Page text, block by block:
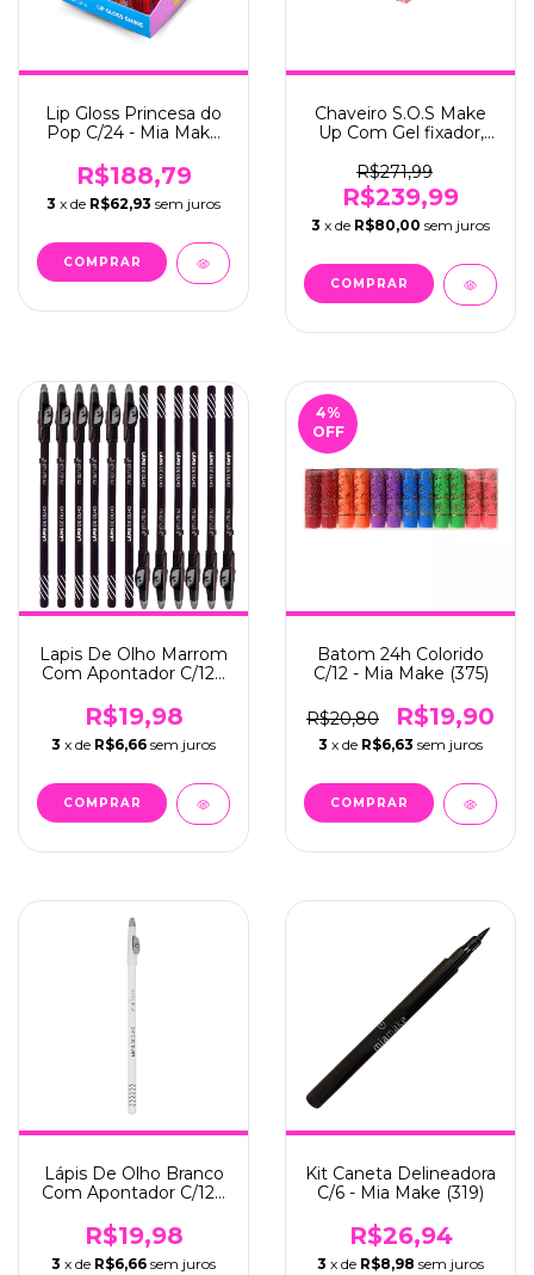
Lip Gloss Princesa do
Pop C/24 - Mia Make
R$188,79
3 x de R$62,93 sem juros
Chaveiro S.O.S Make
Up Com Gel fixador,
Mia Make (566)
R$271,99
R$239,99
3 x de R$80,00 sem juros
Lapis De Olho Marrom
Com Apontador C/12 -
R$19,98
3 x de R$6,66 sem juros
4%
OFF
Batom 24h Colorido
C/12 - Mia Make (375)
R$20,80 R$19,90
3 x de R$6,63 sem juros
Lápis De Olho Branco
Com Apontador C/12 -
R$19,98
3 x de R$6,66 sem juros
Kit Caneta Delineadora
C/6 - Mia Make (319)
R$26,94
3 x de R$8,98 sem juros